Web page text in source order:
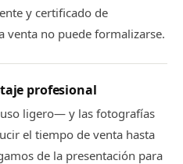
y certificado de
venta no puede formalizarse.
profesional
ligero— y las fotografías
el tiempo de venta hasta
de la presentación para